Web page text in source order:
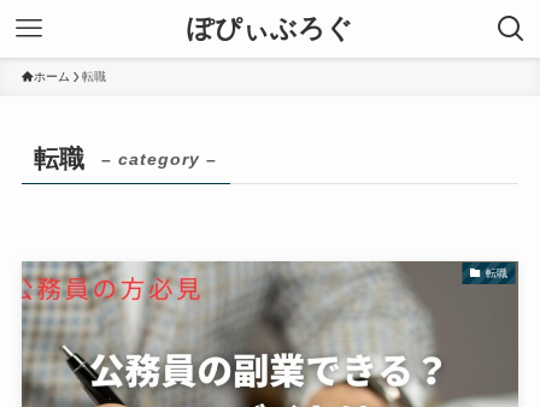
ぽぴぃぶろぐ
ホーム 転職
転職 – category –
転職